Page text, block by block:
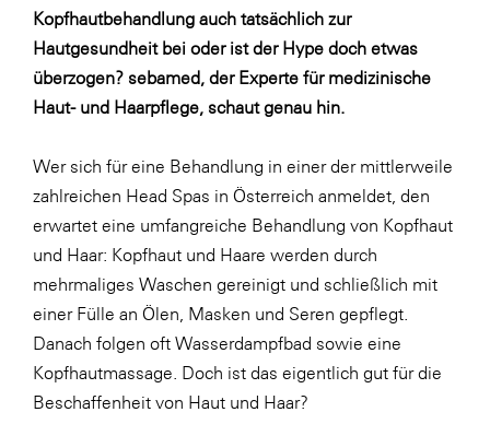
Heimat Österreich
ikp
Johnson & Johnson
kosaplaner
Libro
Lidl Österreich
MTH Retail Group
OMV
Kopfhautbehandlung auch tatsächlich zur
Hautgesundheit bei oder ist der Hype doch etwas
überzogen? sebamed, der Experte für medizinische
Haut- und Haarpflege, schaut genau hin.
Wer sich für eine Behandlung in einer der mittlerweile
zahlreichen Head Spas in Österreich anmeldet, den
erwartet eine umfangreiche Behandlung von Kopfhaut
und Haar: Kopfhaut und Haare werden durch
mehrmaliges Waschen gereinigt und schließlich mit
einer Fülle an Ölen, Masken und Seren gepflegt.
Danach folgen oft Wasserdampfbad sowie eine
Kopfhautmassage. Doch ist das eigentlich gut für die
Beschaffenheit von Haut und Haar?